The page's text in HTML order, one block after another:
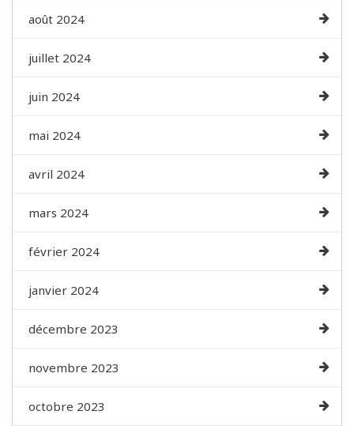
août 2024
juillet 2024
juin 2024
mai 2024
avril 2024
mars 2024
février 2024
janvier 2024
décembre 2023
novembre 2023
octobre 2023